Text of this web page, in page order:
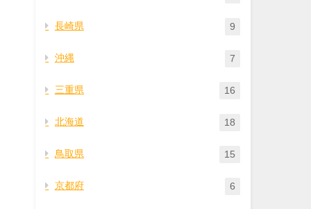
長崎県 9
沖縄 7
三重県 16
北海道 18
鳥取県 15
京都府 6